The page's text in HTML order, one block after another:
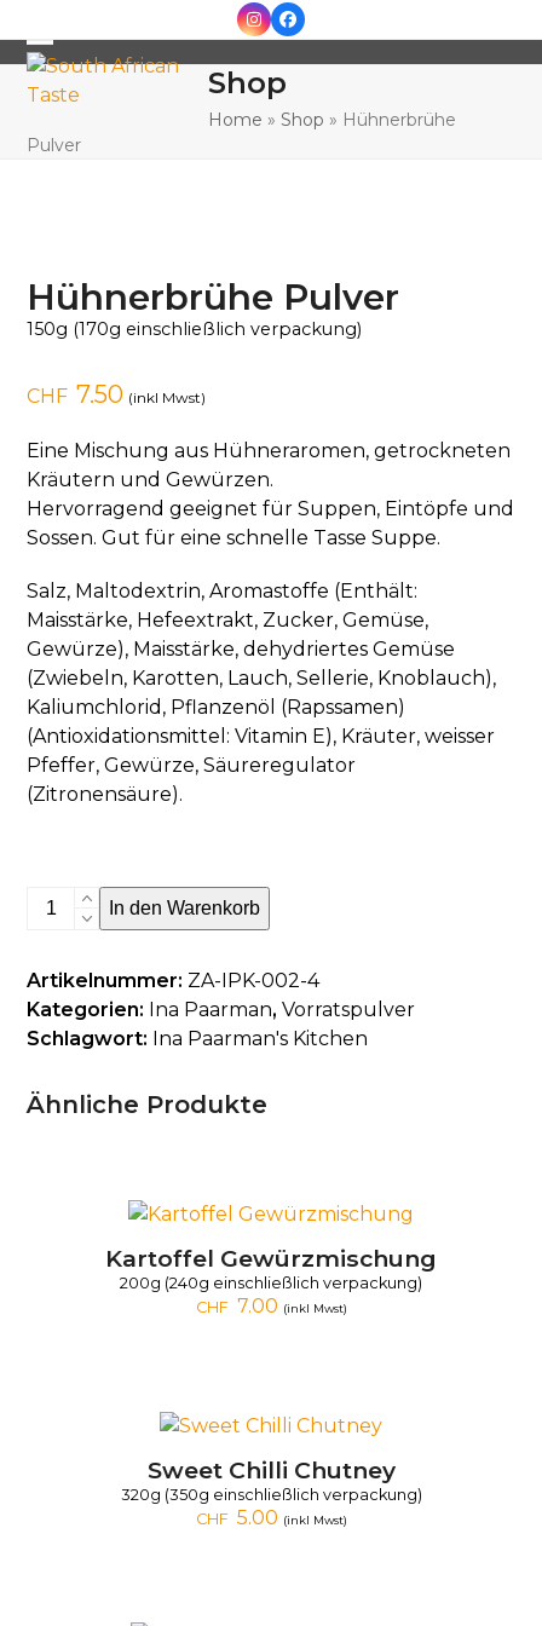
to
content
Instagram
Facebook
Open
mobile
menu
Close
mobile
menu
Shop
Home »Shop » Hühnerbrühe
Pulver
Hühnerbrühe Pulver
150g (170g einschließlich verpackung)
CHF 7.50 (inkl Mwst)
Eine Mischung aus Hühneraromen, getrockneten
Kräutern und Gewürzen.
Hervorragend geeignet für Suppen, Eintöpfe und
Sossen. Gut für eine schnelle Tasse Suppe.
Salz, Maltodextrin, Aromastoffe (Enthält:
Maisstärke, Hefeextrakt, Zucker, Gemüse,
Gewürze), Maisstärke, dehydriertes Gemüse
(Zwiebeln, Karotten, Lauch, Sellerie, Knoblauch),
Kaliumchlorid, Pflanzenöl (Rapssamen)
(Antioxidationsmittel: Vitamin E), Kräuter, weisser
Pfeffer, Gewürze, Säureregulator
(Zitronensäure).
Hühnerbrühe
Pulver
In den Warenkorb
Artikelnummer: ZA-IPK-002-4
Kategorien: Ina Paarman,Vorratspulver
Schlagwort: Ina Paarman's Kitchen
Ähnliche Produkte
Kartoffel Gewürzmischung
200g (240g einschließlich verpackung)
CHF 7.00 (inkl Mwst)
Sweet Chilli Chutney
320g (350g einschließlich verpackung)
CHF 5.00 (inkl Mwst)